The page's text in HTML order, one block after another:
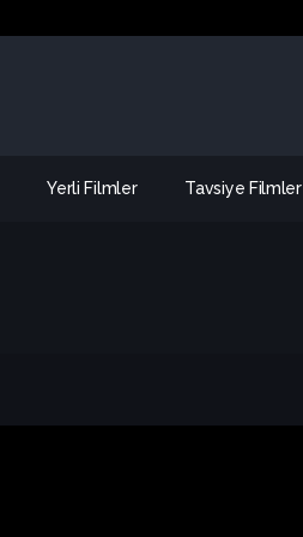
Yerli Filmler Tavsiye Filmler